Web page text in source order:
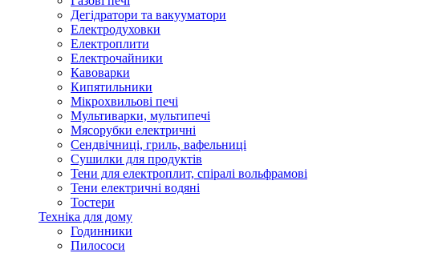
Дегідратори та вакууматори
Електродуховки
Електроплити
Електрочайники
Кавоварки
Кипятильники
Мікрохвильові печі
Мультиварки, мультипечі
Мясорубки електричні
Сендвічниці, гриль, вафельниці
Сушилки для продуктів
Тени для електроплит, спіралі вольфрамові
Тени електричні водяні
Тостери
Техніка для дому
Годинники
Пилососи